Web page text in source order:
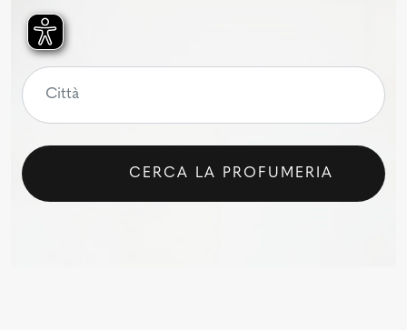
CERCA LA PROFUMERIA